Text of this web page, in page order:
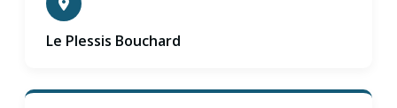
Le Plessis Bouchard